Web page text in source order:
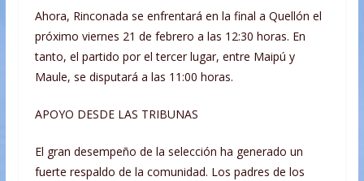
Ahora, Rinconada se enfrentará en la final a Quellón el
próximo viernes 21 de febrero a las 12:30 horas. En
tanto, el partido por el tercer lugar, entre Maipú y
Maule, se disputará a las 11:00 horas.
APOYO DESDE LAS TRIBUNAS
El gran desempeño de la selección ha generado un
fuerte respaldo de la comunidad. Los padres de los